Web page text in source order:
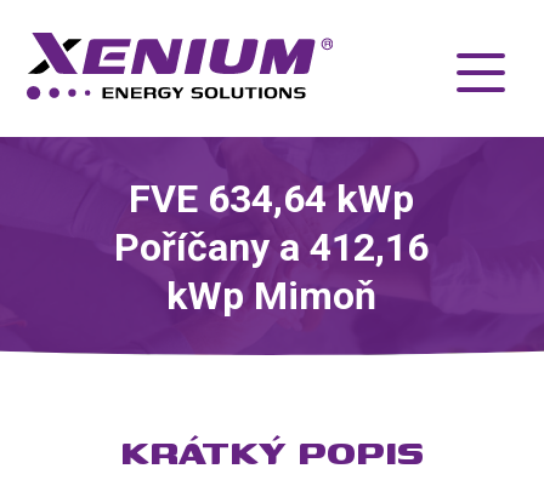
FVE 634,64 kWp
Poříčany a 412,16
kWp Mimoň
KRÁTKÝ POPIS